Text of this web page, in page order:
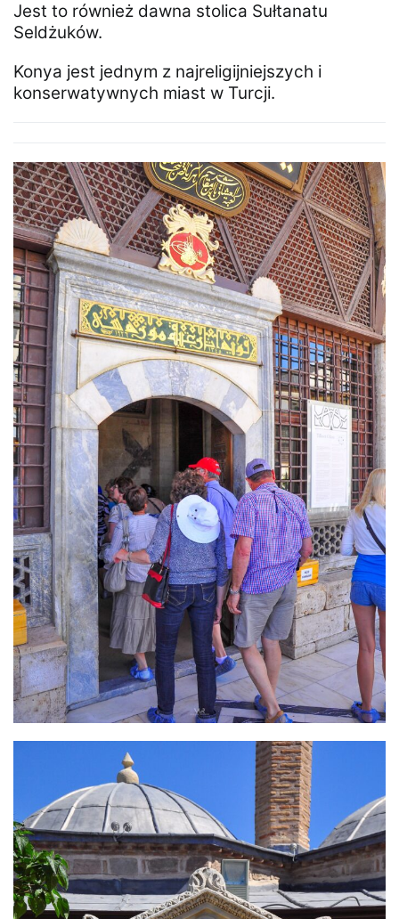
Jest to również dawna stolica Sułtanatu
Seldżuków.
Konya jest jednym z najreligijniejszych i
konserwatywnych miast w Turcji.